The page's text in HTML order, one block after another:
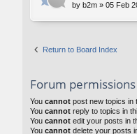
by b2m » 05 Feb
Return to Board Index
Forum permissions
You cannot post new topics in
You cannot reply to topics in
You cannot edit your posts in
You cannot delete your posts